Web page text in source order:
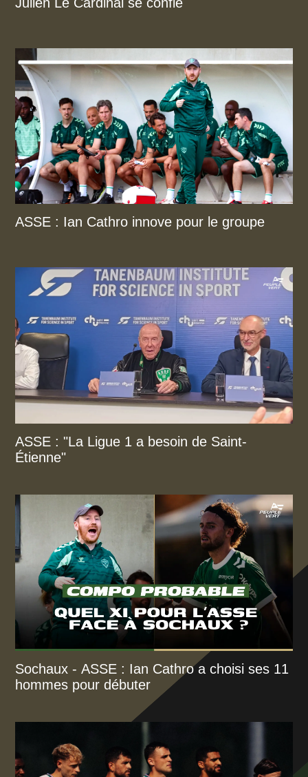
ASSE : Ian Cathro innove pour le groupe
ASSE : "La Ligue 1 a besoin de Saint-
Étienne"
Sochaux - ASSE : Ian Cathro a choisi ses 11
hommes pour débuter